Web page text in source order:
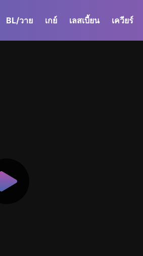
BL/วาย เกย์ เลสเบี้ยน เควียร์